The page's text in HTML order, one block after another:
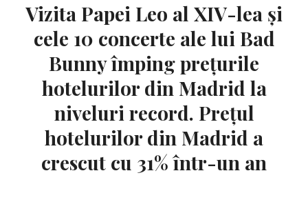
Vizita Papei Leo al XIV-lea și
cele 10 concerte ale lui Bad
Bunny împing prețurile
hotelurilor din Madrid la
niveluri record. Prețul
hotelurilor din Madrid a
crescut cu 31% într-un an